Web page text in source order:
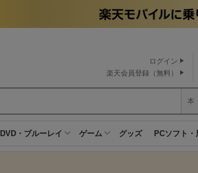
ログイン
楽天会員登録（無料）
本
DVD・ブルーレイ ゲーム グッズ PCソフト・